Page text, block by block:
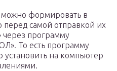
можно формировать в
самой отправкой их
через программу
То есть программу
установить на компьютер